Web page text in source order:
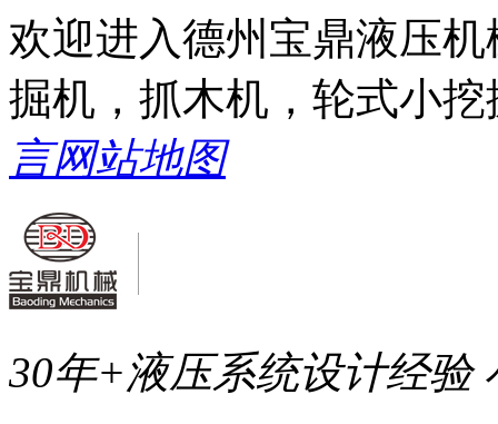
欢迎进入德州宝鼎液压
掘机，抓木机，轮式小
言网站地图
30年+液压系统设计经验